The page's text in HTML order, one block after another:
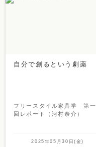
自分で創るという劇薬
フリースタイル家具学 第一
回レポート（河村泰介）
2025年05月30日(金)